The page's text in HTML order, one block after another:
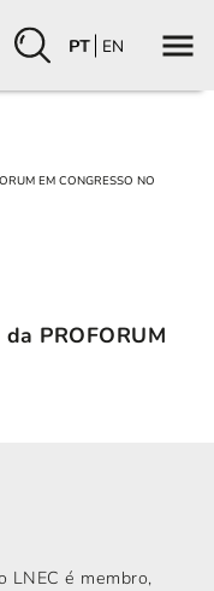
PT EN
EM CONGRESSO NO
PROFORUM
LNEC é membro,